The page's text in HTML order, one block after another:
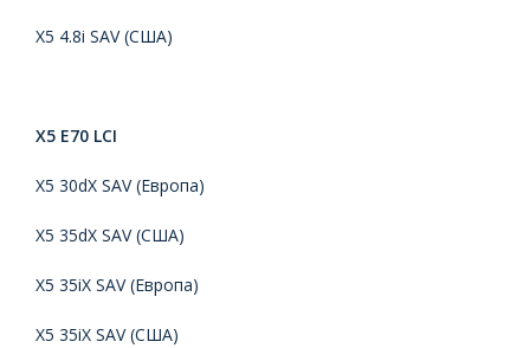
X5 4.8i SAV (США)
X5 E70 LCI
X5 30dX SAV (Европа)
X5 35dX SAV (США)
X5 35iX SAV (Европа)
X5 35iX SAV (США)